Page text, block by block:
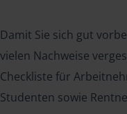
Damit Sie sich gut
vielen Nachweise
Checkliste für
Studenten sowie